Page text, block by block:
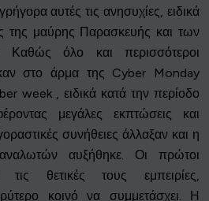
αυτές τις ανησυχίες, ειδικά
της μαύρης Παρασκευής και των
Καθώς όλο και περισσότεροι
στο άρμα της Cyber Monday
week , ειδικά κατά την περίοδο
μεγάλες εκπτώσεις και
συνήθειες άλλαξαν και η
αυξήθηκε. Οι πρώτοι
τις θετικές τους εμπειρίες,
κοινό να συμμετάσχει. Η